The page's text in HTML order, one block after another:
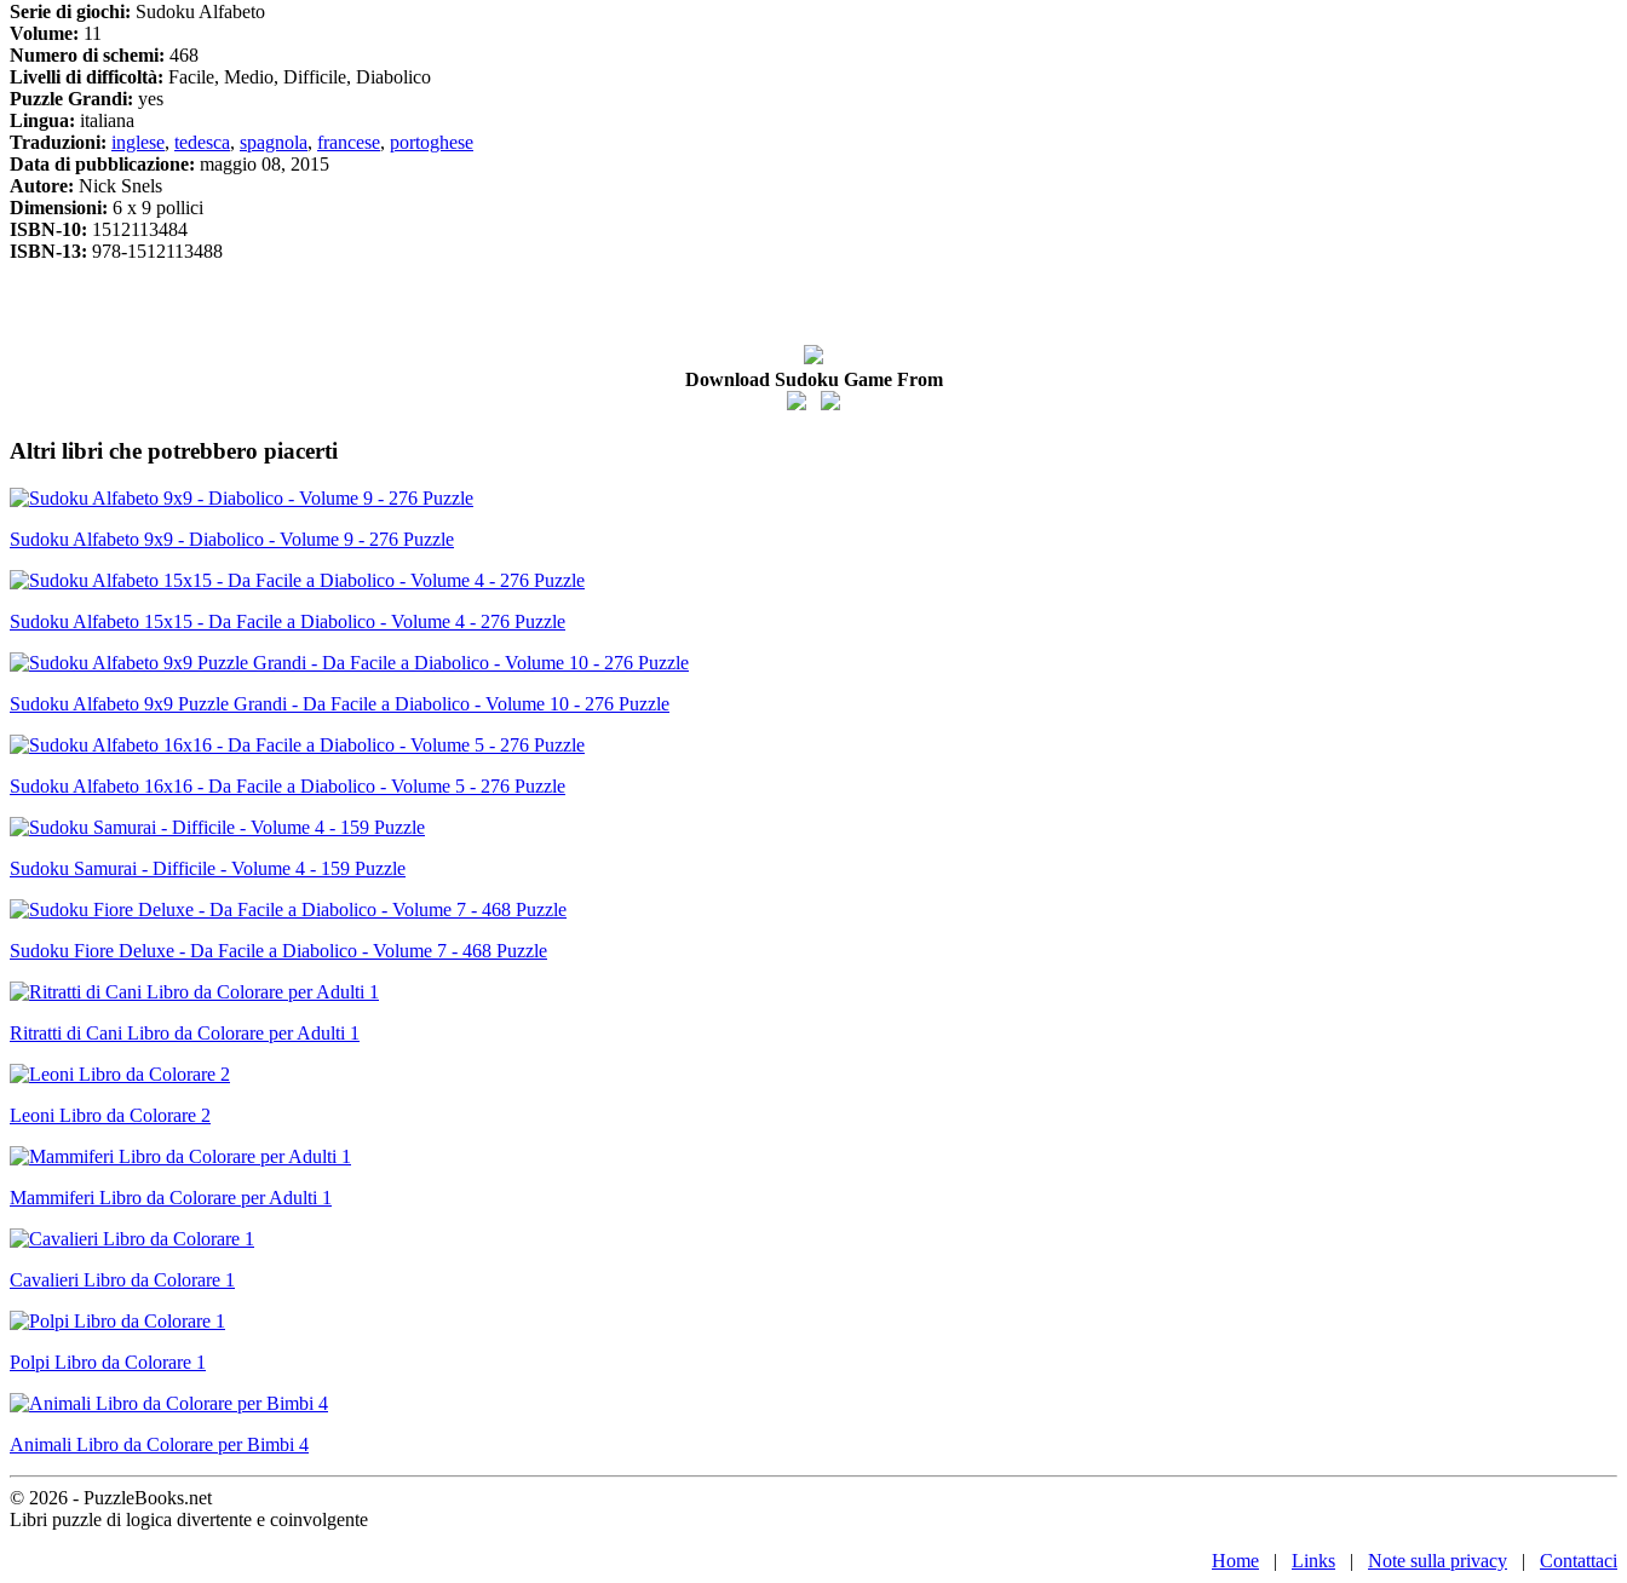
Serie di giochi: Sudoku Alfabeto
Volume: 11
Numero di schemi: 468
Livelli di difficoltà: Facile, Medio, Difficile, Diabolico
Puzzle Grandi: yes
Lingua: italiana
Traduzioni: inglese, tedesca, spagnola, francese, portoghese
Data di pubblicazione: maggio 08, 2015
Autore: Nick Snels
Dimensioni: 6 x 9 pollici
ISBN-10: 1512113484
ISBN-13: 978-1512113488
Download Sudoku Game From
Altri libri che potrebbero piacerti
Sudoku Alfabeto 9x9 - Diabolico - Volume 9 - 276 Puzzle
Sudoku Alfabeto 15x15 - Da Facile a Diabolico - Volume 4 - 276 Puzzle
Sudoku Alfabeto 9x9 Puzzle Grandi - Da Facile a Diabolico - Volume 10 - 276 Puzzle
Sudoku Alfabeto 16x16 - Da Facile a Diabolico - Volume 5 - 276 Puzzle
Sudoku Samurai - Difficile - Volume 4 - 159 Puzzle
Sudoku Fiore Deluxe - Da Facile a Diabolico - Volume 7 - 468 Puzzle
Ritratti di Cani Libro da Colorare per Adulti 1
Leoni Libro da Colorare 2
Mammiferi Libro da Colorare per Adulti 1
Cavalieri Libro da Colorare 1
Polpi Libro da Colorare 1
Animali Libro da Colorare per Bimbi 4
© 2026 - PuzzleBooks.net
Libri puzzle di logica divertente e coinvolgente
Home | Links | Note sulla privacy | Contattaci